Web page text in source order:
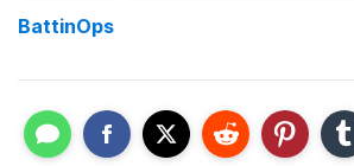
BattinOps